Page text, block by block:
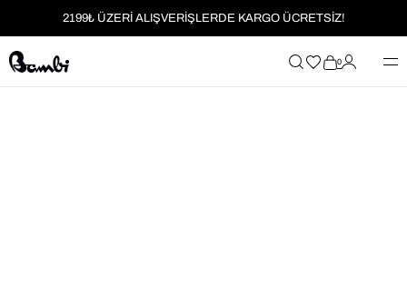
2199₺ ÜZERİ ALIŞVERİŞLERDE KARGO ÜCRETSİZ!
MOBİL UYGULAMAYA ÖZEL İLK ALIŞVERİŞİNİZE %5 İNDİRİM
0